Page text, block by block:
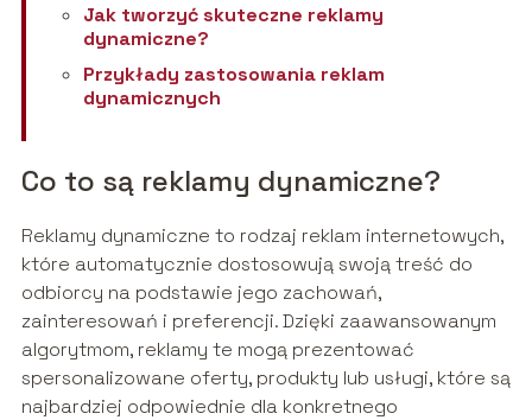
Jak tworzyć skuteczne reklamy
dynamiczne?
Przykłady zastosowania reklam
dynamicznych
Co to są reklamy dynamiczne?
Reklamy dynamiczne to rodzaj reklam internetowych,
które automatycznie dostosowują swoją treść do
odbiorcy na podstawie jego zachowań,
zainteresowań i preferencji. Dzięki zaawansowanym
algorytmom, reklamy te mogą prezentować
spersonalizowane oferty, produkty lub usługi, które są
najbardziej odpowiednie dla konkretnego